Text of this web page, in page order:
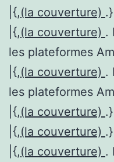
|{,(la couverture) .}
|{,(la couverture) .
les plateformes
|{,(la couverture) .
les plateformes
|{,(la couverture) .}
|{,(la couverture) .}
|{,(la couverture) .